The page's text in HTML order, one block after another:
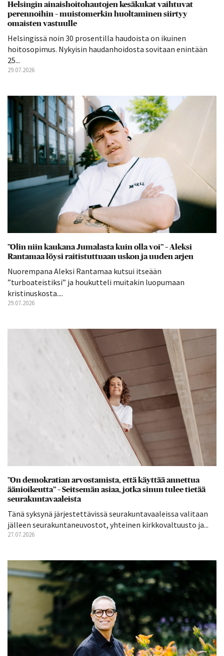
Helsingin ainaishoitohautojen kesäkukat vaihtuvat
perennoihin – muistomerkin huoltaminen siirtyy
omaisten vastuulle
Helsingissä noin 30 prosentilla haudoista on ikuinen
hoitosopimus. Nykyisin haudanhoidosta sovitaan enintään
25...
29.07.2026
”Olin niin kaukana Jumalasta kuin olla voi” – Aleksi
Rantamaa löysi raitistuttuaan uskon ja uuden arjen
Nuorempana Aleksi Rantamaa kutsui itseään
”turboateistiksi” ja houkutteli muitakin luopumaan
kristinuskosta....
29.07.2026
”On demokratian arvostamista, että käyttää annettua
äänioikeutta” – Seitsemän asiaa, jotka sinun tulee tietää
seurakuntavaaleista
Tänä syksynä järjestettävissä seurakuntavaaleissa valitaan
jälleen seurakuntaneuvostot, yhteinen kirkkovaltuusto ja...
27.07.2026